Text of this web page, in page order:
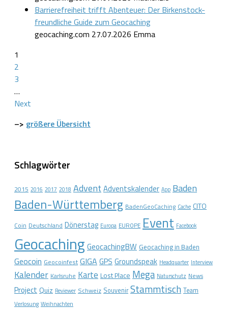
Barrierefreiheit trifft Abenteuer: Der Birkenstock-
freundliche Guide zum Geocaching
geocaching.com 27.07.2026 Emma
1
2
3
…
Next
–> größere Übersicht
Schlagwörter
2015 2016 2017 2018 Advent Adventskalender App Baden
Baden-Württemberg BadenGeoCaching Cache CITO
Coin Deutschland Dönerstag Europa EUROPE Event Facebook
Geocaching GeocachingBW Geocaching in Baden
Geocoin Geocoinfest GIGA GPS Groundspeak Headquarter Interview
Kalender Karlsruhe Karte Lost Place Mega Naturschutz News
Project Quiz Reviewer Schweiz Souvenir Stammtisch Team
Verlosung Weihnachten